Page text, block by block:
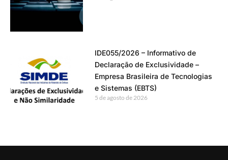
IDE055/2026 – Informativo de
Declaração de Exclusividade –
Empresa Brasileira de Tecnologias
e Sistemas (EBTS)
5 de agosto de 2026